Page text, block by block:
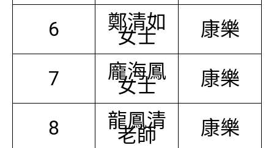
6 鄭清如
女士 康樂
7 龐海鳳
女士 康樂
8 龍鳳清
老師 康樂